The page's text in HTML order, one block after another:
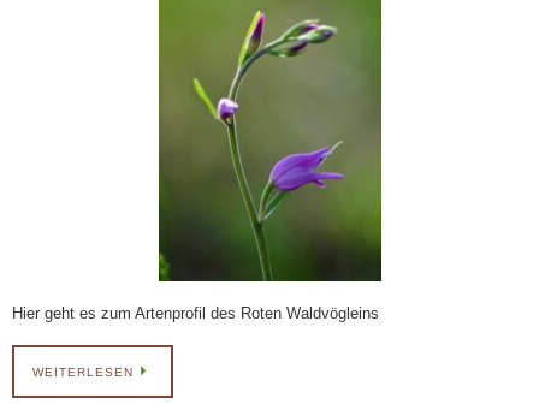
Hier geht es zum Artenprofil des Roten Waldvögleins
WEITERLESEN